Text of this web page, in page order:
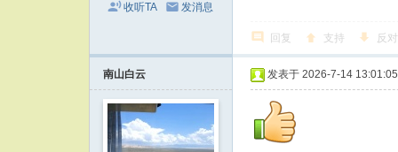
收听TA 发消息
回复 支持 反对
南山白云 发表于 2026-7-14 13:01:05